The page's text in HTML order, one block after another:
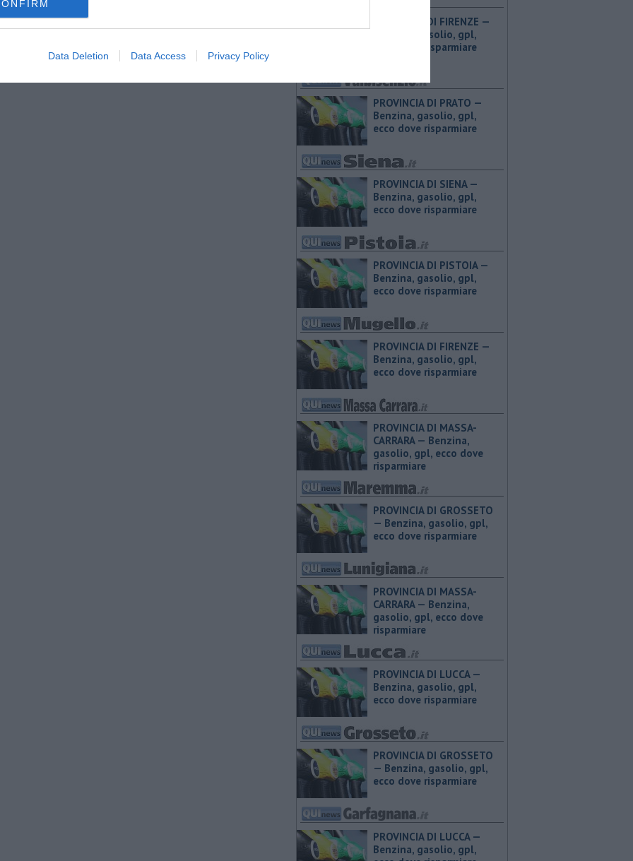
Data Deletion Data Access Privacy Policy
PROVINCIA DI FIRENZE — ​
Benzina, gasolio, gpl,
ecco dove risparmiare
PROVINCIA DI PRATO — ​
Benzina, gasolio, gpl,
ecco dove risparmiare
PROVINCIA DI SIENA — ​
Benzina, gasolio, gpl,
ecco dove risparmiare
PROVINCIA DI PISTOIA — ​
Benzina, gasolio, gpl,
ecco dove risparmiare
PROVINCIA DI FIRENZE — ​
Benzina, gasolio, gpl,
ecco dove risparmiare
PROVINCIA DI MASSA-
CARRARA — ​Benzina,
gasolio, gpl, ecco dove
risparmiare
PROVINCIA DI GROSSETO
— ​Benzina, gasolio, gpl,
ecco dove risparmiare
PROVINCIA DI MASSA-
CARRARA — ​Benzina,
gasolio, gpl, ecco dove
risparmiare
PROVINCIA DI LUCCA — ​
Benzina, gasolio, gpl,
ecco dove risparmiare
PROVINCIA DI GROSSETO
— ​Benzina, gasolio, gpl,
ecco dove risparmiare
PROVINCIA DI LUCCA — ​
Benzina, gasolio, gpl,